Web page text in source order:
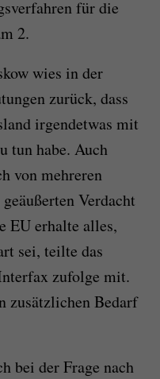
für die
2.
wies in der
zurück, dass
irgendetwas mit
tun habe. Auch
von mehreren
Verdacht
EU erhalte alles,
sei, teilte das
zufolge mit.
zusätzlichen Bedarf
bei der Frage nach